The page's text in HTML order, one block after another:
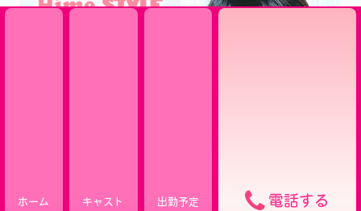
ホーム キャスト 出勤予定 電話する